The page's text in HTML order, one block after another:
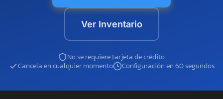
Ver Inventario
No se requiere tarjeta de crédito
Cancela en cualquier momento
Configuración en 60 segundos